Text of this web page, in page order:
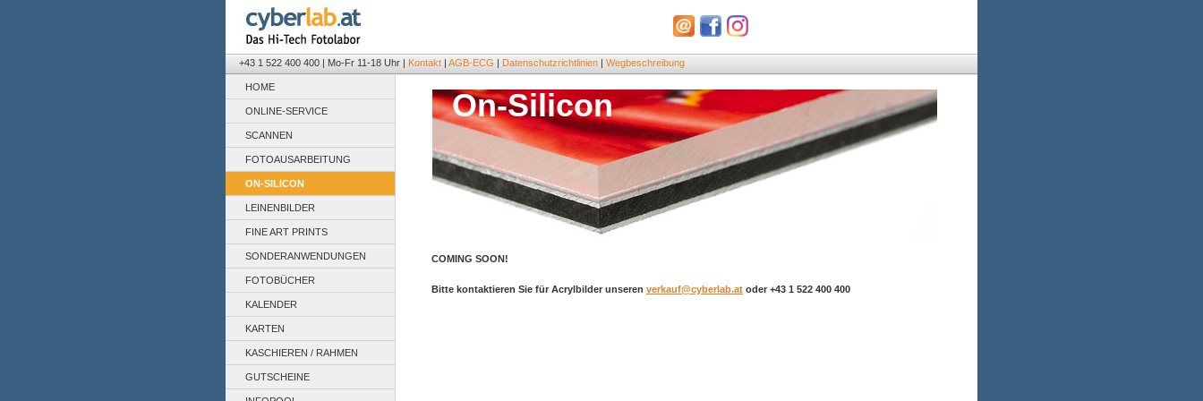
+43 1 522 400 400 | Mo-Fr 11-18 Uhr | Kontakt | AGB-ECG | Datenschutzrichtlinien | Wegbeschreibung
HOME
ONLINE-SERVICE
SCANNEN
FOTOAUSARBEITUNG
ON-SILICON
LEINENBILDER
FINE ART PRINTS
SONDERANWENDUNGEN
FOTOBÜCHER
KALENDER
KARTEN
KASCHIEREN / RAHMEN
GUTSCHEINE
COMING SOON!
Bitte kontaktieren Sie für Acrylbilder unseren verkauf@cyberlab.at oder +43 1 522 400 400
On-Silicon